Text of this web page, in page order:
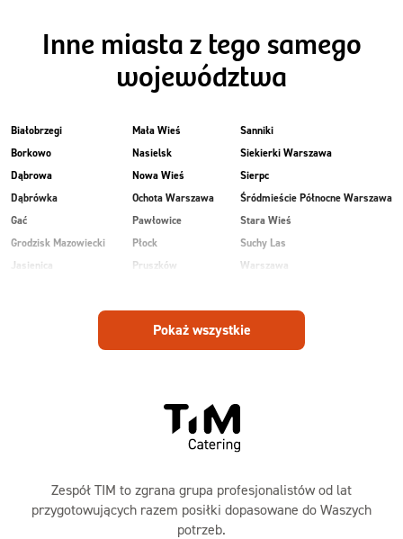
Inne miasta z tego samego
województwa
Białobrzegi
Borkowo
Dąbrowa
Dąbrówka
Gać
Grodzisk Mazowiecki
Jasienica
Mała Wieś
Nasielsk
Nowa Wieś
Ochota Warszawa
Pawłowice
Płock
Pruszków
Radom
Ruda
Sanniki
Siekierki Warszawa
Sierpc
Śródmieście Północne Warszawa
Stara Wieś
Suchy Las
Warszawa
Wesoła
Zalesie
Pokaż wszystkie
Zespół TIM to zgrana grupa profesjonalistów od lat
przygotowujących razem posiłki dopasowane do Waszych
potrzeb.